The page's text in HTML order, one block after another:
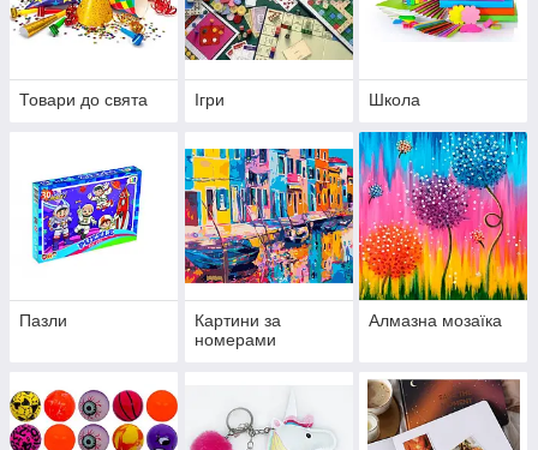
Товари до свята Ігри Школа
Пазли
Картини за
номерами
Алмазна мозаїка